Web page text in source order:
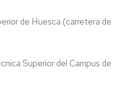
de Huesca (carretera de
Superior del Campus de